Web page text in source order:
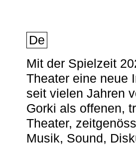
De
Mit der Spielzeit
Theater eine neue
seit vielen Jahren
Gorki als offenen,
Theater,
Musik, Sound,